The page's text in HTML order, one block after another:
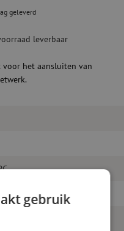
geleverd
leverbaar
het aansluiten van
gebruik